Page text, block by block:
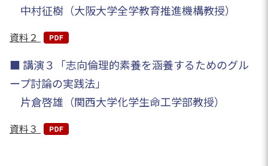
中村征樹（大阪大学全学教育推進機構教授）
資料２
■ 講演３「志向倫理的素養を涵養するためのグル
ープ討論の実践法」
片倉啓雄（関西大学化学生命工学部教授）
資料３